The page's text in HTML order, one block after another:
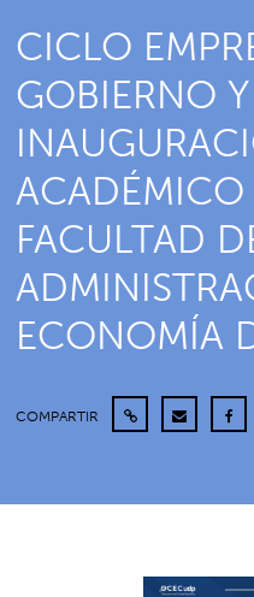
CICLO
GOBIERNO Y
ACADÉMICO
FACULTAD
ECONOMÍA
COMPARTIR